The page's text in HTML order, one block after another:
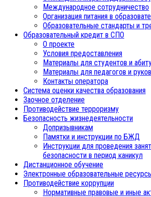
Международное сотрудничество
Организация питания в
Образовательные стандарты и
Образовательный кредит в СПО
О проекте
Условия предоставления
Материалы для студентов и
Материалы для педагогов и
Контакты оператора
Система оценки качества образования
Заочное отделение
Противодействие терроризму
Безопасность жизнедеятельности
Допризывникам
Памятки и инструкции по БЖД
Инструкции для проведения
безопасности в период каникул
Дистанционное обучение
Электронные образовательные
Противодействие коррупции
Нормативные правовые и иные